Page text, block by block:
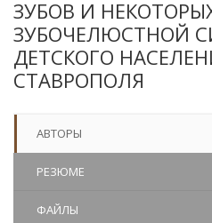
ЗУБОВ И
ЗУБОЧЕЛЮСТНОЙ
ДЕТСКОГО
СТАВРОПОЛЯ
АВТОРЫ
РЕЗЮМЕ
ФАЙЛЫ